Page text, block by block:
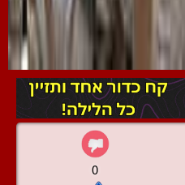
0